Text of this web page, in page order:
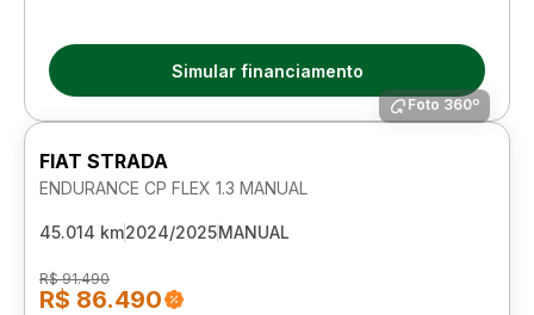
Simular financiamento
Foto 360º
FIAT STRADA
ENDURANCE CP FLEX 1.3 MANUAL
45.014 km2024/2025MANUAL
R$ 91.490
R$ 86.490